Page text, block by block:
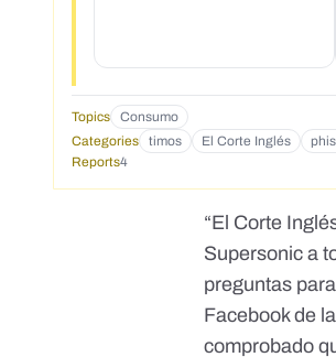
Topics Consumo
Categories
timos El Corte Inglés
Reports4
“El Corte
Supersonic a
preguntas
Facebook de
comprobado